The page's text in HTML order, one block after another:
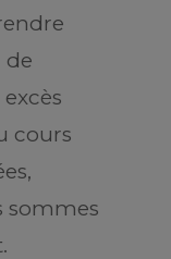
de
cours
sommes